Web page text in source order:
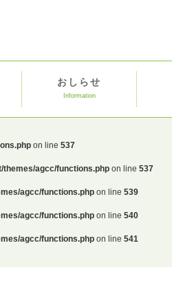
おしらせ
Information
on line 537
themes/agcc/functions.php on line 537
agcc/functions.php on line 539
agcc/functions.php on line 540
agcc/functions.php on line 541